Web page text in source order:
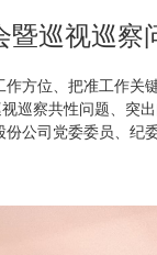
巡视巡察
位、把准工作关
巡察共性问题、突
公司党委委员、纪